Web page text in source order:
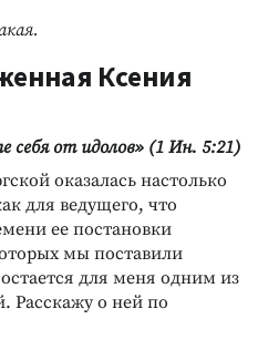
Ксения
себя от идолов» (1 Ин. 5:21)
оказалась настолько
для ведущего, что
ее постановки
мы поставили
для меня одним из
Расскажу о ней по